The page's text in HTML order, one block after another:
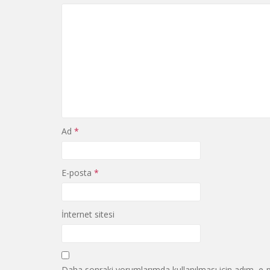
Ad *
E-posta *
İnternet sitesi